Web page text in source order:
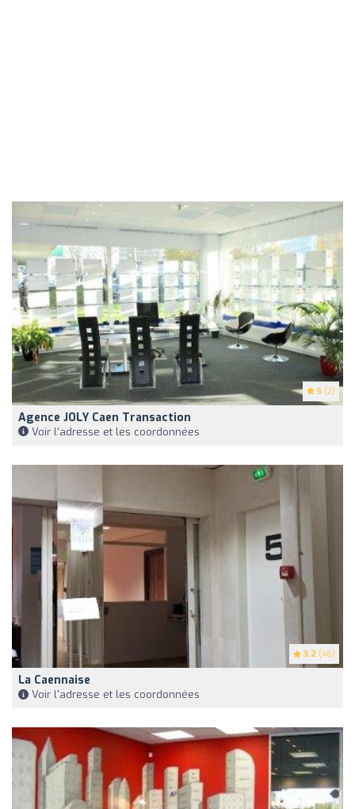
5 (2)
Agence JOLY Caen Transaction
Voir l'adresse et les coordonnées
3.2 (46)
La Caennaise
Voir l'adresse et les coordonnées